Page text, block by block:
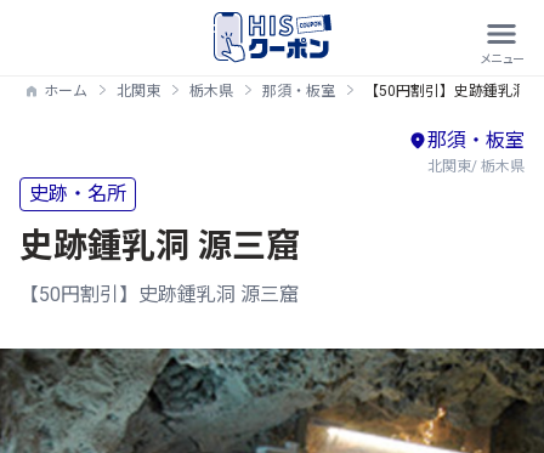
ホーム 北関東 栃木県 那須・板室 【50円割引】史跡鍾乳洞
那須・板室
北関東/ 栃木県
史跡・名所
史跡鍾乳洞 源三窟
【50円割引】史跡鍾乳洞 源三窟